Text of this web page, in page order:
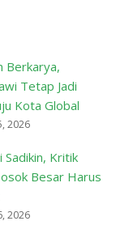
Berkarya,
Tetap Jadi
Kota Global
2026
Sadikin, Kritik
Besar Harus
2026